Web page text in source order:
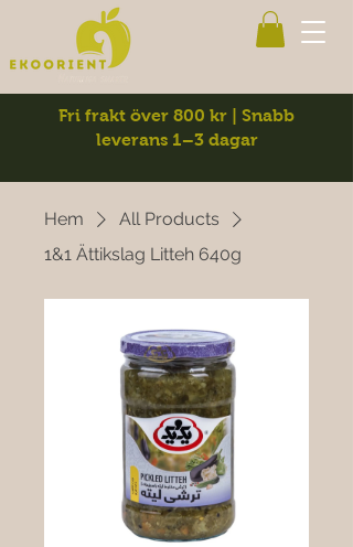
Fri frakt över 800 kr | Snabb
leverans 1–3 dagar
Hem
All Products
1&1 Ättikslag Litteh 640g